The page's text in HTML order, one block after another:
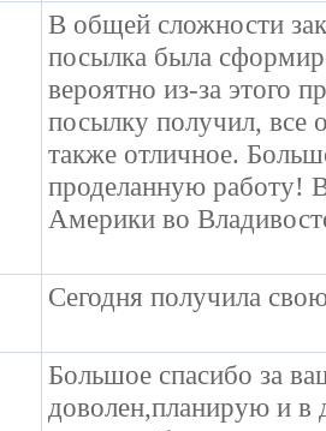
В общей сложности
посылка была
вероятно из-за этого
посылку получил, все
также отличное.
проделанную работу!
Америки во
Сегодня получила
Большое спасибо за
доволен,планирую и в